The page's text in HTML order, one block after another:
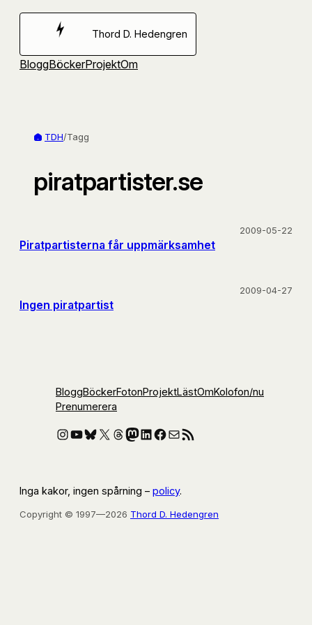
Hoppa
Thord D. Hedengren
BloggBöckerProjektOm
TDH/Tagg
piratpartister.se
Piratpartisterna får uppmärksamhet
2009-05-22
Ingen piratpartist
2009-04-27
BloggBöckerFotonProjektLästOmKolofon/nu
Prenumerera
Instagram
YouTube
Bluesky
X Threads
Mastodon
LinkedIn
Facebook
E-postRSS-flöde
Inga kakor, ingen spårning – policy.
Copyright © 1997—2026 Thord D. Hedengren